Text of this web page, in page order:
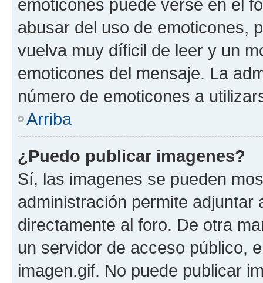
emoticones puede verse en el
abusar del uso de emoticones,
vuelva muy díficil de leer y un
emoticones del mensaje. La
número de emoticones a
Arriba
¿Puedo publicar imagenes?
Sí, las imagenes se pueden
administración permite
directamente al foro. De otra
un servidor de acceso público,
imagen.gif. No puede publicar